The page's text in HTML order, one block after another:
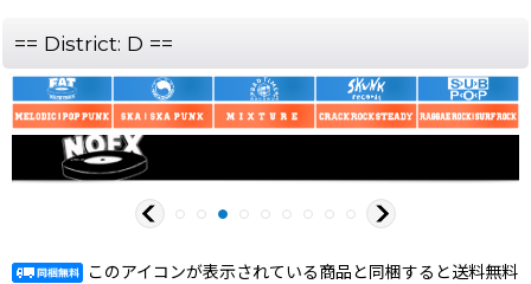
== District: D ==
このアイコンが表示されている商品と同梱すると送料無料